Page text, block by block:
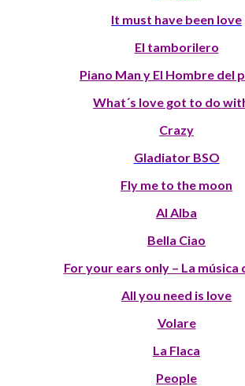
It must have been love
El tamborilero
Piano Man y El Hombre del
What´s love got to do
Crazy
Gladiator BSO
Fly me to the moon
Al Alba
Bella Ciao
For your ears only – La música
All you need is love
Volare
La Flaca
People